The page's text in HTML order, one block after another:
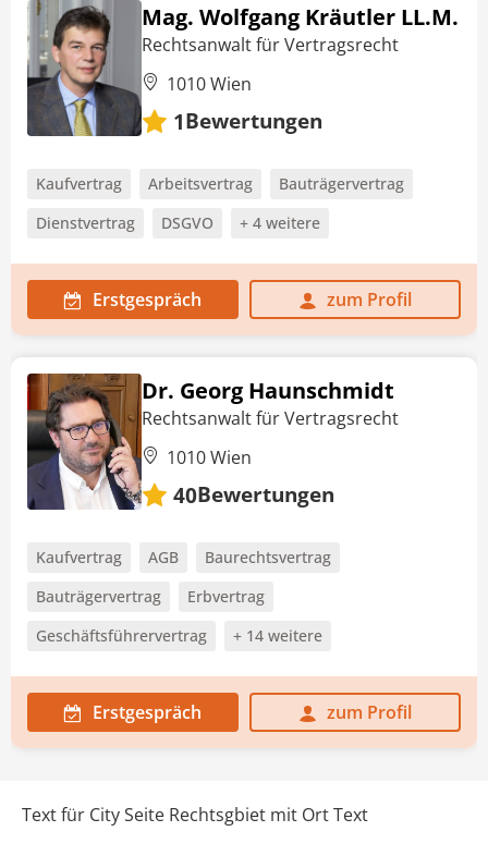
Mag. Wolfgang Kräutler LL.M.
Rechtsanwalt für Vertragsrecht
1010 Wien
1Bewertungen
Kaufvertrag Arbeitsvertrag
Bauträgervertrag
Dienstvertrag
DSGVO + 4 weitere
Erstgespräch zum Profil
Dr. Georg Haunschmidt
Rechtsanwalt für Vertragsrecht
1010 Wien
40Bewertungen
Kaufvertrag AGB
Baurechtsvertrag
Bauträgervertrag
Erbvertrag
Geschäftsführervertrag
+ 14 weitere
Erstgespräch zum Profil
Text für City Seite Rechtsgbiet mit Ort Text